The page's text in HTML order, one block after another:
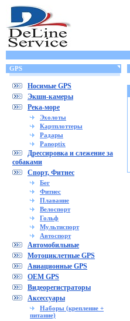
GPS
Носимые GPS
Экшн-камеры
Река-море
Эхолоты
Картплоттеры
Радары
Panoptix
Дрессировка и слежение за
собаками
Спорт, Фитнес
Бег
Фитнес
Плавание
Велоспорт
Гольф
Мультиспорт
Автоспорт
Автомобильные
Мотоциклетные GPS
Авиационные GPS
OEM GPS
Видеорегистраторы
Аксессуары
Наборы (крепление +
питание)